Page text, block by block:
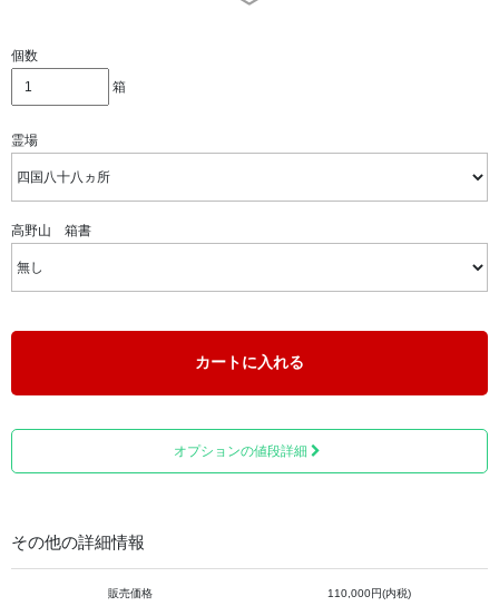
す。
個数
箱
霊場
高野山 箱書
カートに入れる
オプションの値段詳細
その他の詳細情報
販売価格 110,000円(内税)